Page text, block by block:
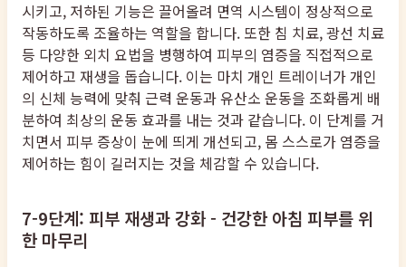
시키고, 저하된 기능은 끌어올려 면역 시스템이 정상적으로
작동하도록 조율하는 역할을 합니다. 또한 침 치료, 광선 치료
등 다양한 외치 요법을 병행하여 피부의 염증을 직접적으로
제어하고 재생을 돕습니다. 이는 마치 개인 트레이너가 개인
의 신체 능력에 맞춰 근력 운동과 유산소 운동을 조화롭게 배
분하여 최상의 운동 효과를 내는 것과 같습니다. 이 단계를 거
치면서 피부 증상이 눈에 띄게 개선되고, 몸 스스로가 염증을
제어하는 힘이 길러지는 것을 체감할 수 있습니다.
7-9단계: 피부 재생과 강화 - 건강한 아침 피부를 위
한 마무리